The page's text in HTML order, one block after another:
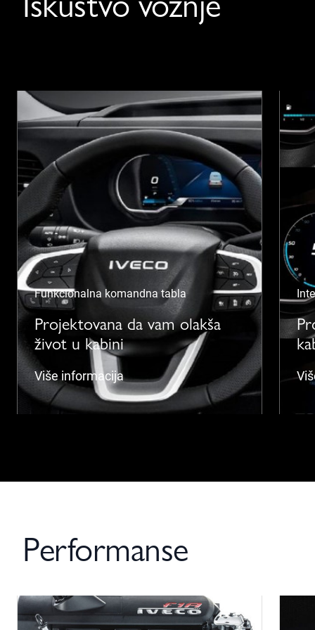
Funkcionalna komandna tabla
Projektovana da vam olakša
život u kabini
Više informacija
Performanse